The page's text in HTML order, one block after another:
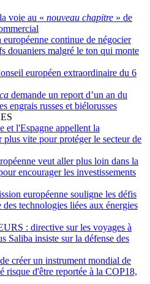
voie au « nouveau chapitre » de
continue de négocier
douaniers malgré le ton qui monte
européen extraordinaire du 6
demande un report d’un an du
engrais russes et biélorusses
et l'Espagne appellent la
vite pour protéger le secteur de
veut aller plus loin dans la
encourager les investissements
européenne souligne les défis
technologies liées aux énergies
: directive sur les voyages à
Saliba insiste sur la défense des
créer un instrument mondial de
risque d'être reportée à la COP18,